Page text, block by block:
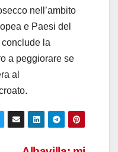
nell’ambito
e Paesi del
la
a peggiorare se
al